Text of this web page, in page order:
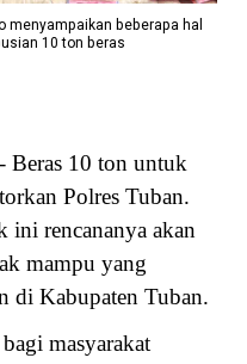
menyampaikan beberapa hal
10 ton beras
Beras 10 ton untuk
Polres Tuban.
ini rencananya akan
mampu yang
di Kabupaten Tuban.
masyarakat